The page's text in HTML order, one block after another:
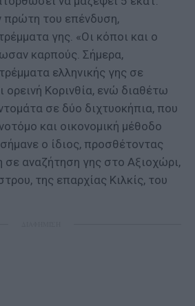
πρώτη του επένδυση,
γης. «Οι κόποι και ο
καρπούς. Σήμερα,
ελληνικής γης σε
ορεινή Κορινθία, ενώ διαθέτω
σε δύο διχτυοκήπια, που
και οικονομική μέθοδο
ο ίδιος, προσθέτοντας
σε αναζήτηση γης στο Αξιοχώρι,
της επαρχίας Κιλκίς, του